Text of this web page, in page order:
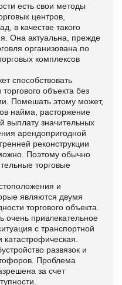
есть свои методы
центров,
в качестве такого
Она актуальна, прежде
организована по
комплексов
способствовать
объекта без
Помешать этому может,
найма, расторжение
выплату значительных
арендопригодной
реконструкции
Поэтому обычно
торговые
и
являются двумя
торгового объекта.
очень привлекательное
с транспортной
развязок и
Проблема
за счет